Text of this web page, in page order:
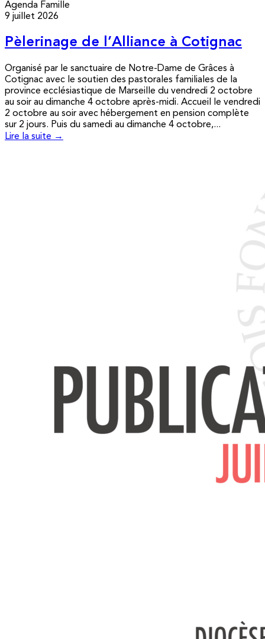
Agenda Famille
9 juillet 2026
Pèlerinage de l’Alliance à Cotignac
Organisé par le sanctuaire de Notre-Dame de Grâces à
Cotignac avec le soutien des pastorales familiales de la
province ecclésiastique de Marseille du vendredi 2 octobre
au soir au dimanche 4 octobre après-midi. Accueil le vendredi
2 octobre au soir avec hébergement en pension complète
sur 2 jours. Puis du samedi au dimanche 4 octobre,...
Lire la suite →